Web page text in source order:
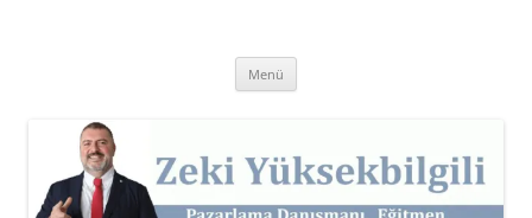
Kişisel Web Sitesi.
Menü